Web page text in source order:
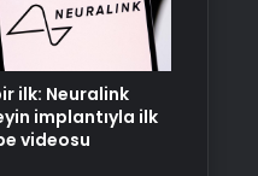
Sunucu
ilk: Neuralink
implantıyla ilk
videosu